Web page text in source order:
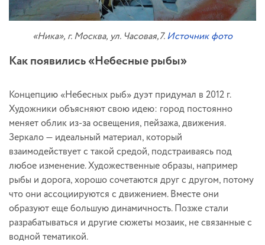
«Ника», г. Москва, ул. Часовая,7.Источник фото
Как появились «Небесные рыбы»
Концепцию «Небесных рыб» дуэт придумал в 2012 г.
Художники объясняют свою идею: город постоянно
меняет облик из-за освещения, пейзажа, движения.
Зеркало — идеальный материал, который
взаимодействует с такой средой, подстраиваясь под
любое изменение. Художественные образы, например
рыбы и дорога, хорошо сочетаются друг с другом, потому
что они ассоциируются с движением. Вместе они
образуют еще большую динамичность. Позже стали
разрабатываться и другие сюжеты мозаик, не связанные с
водной тематикой.